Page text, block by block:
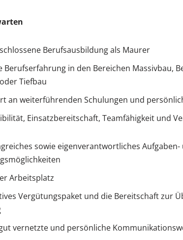
Berufsausbildung als Maurer
Berufserfahrung in den Bereichen Massivbau,
Tiefbau
an weiterführenden Schulungen und
Einsatzbereitschaft, Teamfähigkeit und
sowie eigenverantwortliches
Arbeitsplatz
Vergütungspaket und die Bereitschaft zur
vernetzte und persönliche